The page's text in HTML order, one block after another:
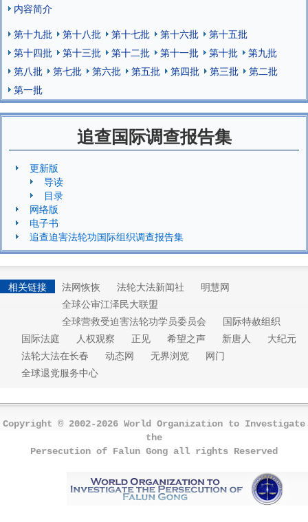
内容简介
第十九批
第十八批 第十七批 第十六批
第十五批
第十四批
第十三批 第十二批 第十一批 第十批
第九批
第八批
第七批 第六批 第五批 第四批 第三批
第二批
第一批
追查国际调查报告集
更新版
导读
目录
网络版
电子书
追查迫害法轮功国际组织调查报告集
相关链接 法网恢恢 法轮大法新闻社
明慧网
全球公审江泽民大联盟
全球营救受迫害法轮功学员委员会
国际特赦组织
国际法庭
人权观察 正见 希望之声 新唐人
大纪元
法轮大法在长春
动态网 无界浏览
网门
全球退党服务中心
Copyright © 2002-2026 World Organization to Investigate
the
Persecution of Falun Gong all rights Reserved